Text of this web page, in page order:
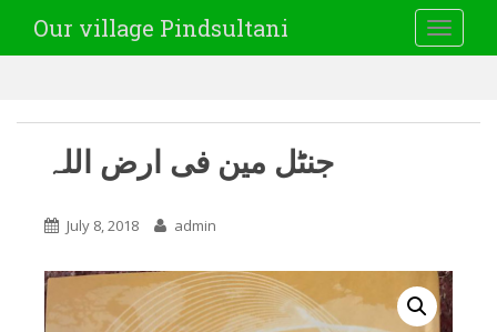
Our village Pindsultani
جنٹل مین فی ارض اللہ
July 8, 2018 admin